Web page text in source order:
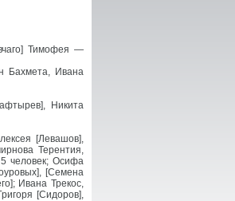
Тимофея —
Бахмета, Ивана
Никита
[Левашов],
Терентия,
человек; Осифа
[Семена
Ивана Трекос,
[Сидоров],